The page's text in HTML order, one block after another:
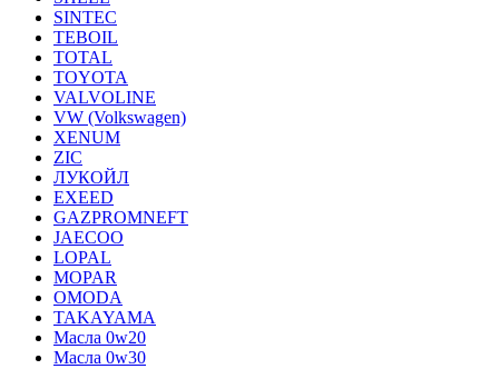
SINTEC
TEBOIL
TOTAL
TOYOTA
VALVOLINE
VW (Volkswagen)
XENUM
ZIC
ЛУКОЙЛ
EXEED
GAZPROMNEFT
JAECOO
LOPAL
MOPAR
OMODA
TAKAYAMA
Масла 0w20
Масла 0w30